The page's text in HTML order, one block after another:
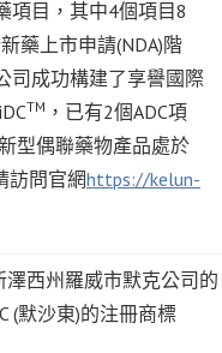
項目，其中4個項目8
藥上市申請(NDA)階
司成功構建了享譽國際
TM ，已有2個ADC項
型偶聯藥物產品處於
訪問官網https://kelun-
西州羅威市默克公司的
(默沙東)的注冊商標